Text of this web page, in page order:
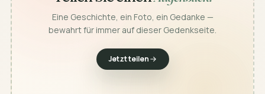
Eine Geschichte, ein Foto, ein Gedanke —
bewahrt für immer auf dieser Gedenkseite.
Jetzt teilen